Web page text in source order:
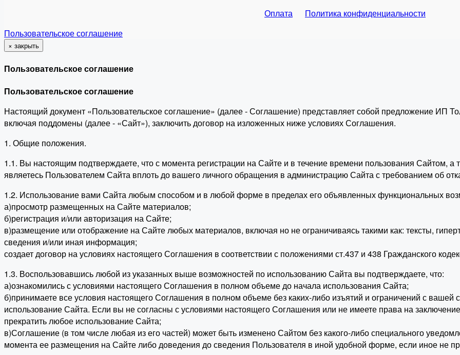
Оплата
Политика конфиденциальности
Пользовательское соглашение
× закрыть
Пользовательское соглашение
Пользовательское соглашение
Настоящий документ «Пользовательское соглашение» (далее - Соглашение) представляет собой предложение ИП
включая поддомены (далее - «Сайт»), заключить договор на изложенных ниже условиях Соглашения.
1. Общие положения.
1.1. Вы настоящим подтверждаете, что с момента регистрации на Сайте и в течение времени пользования Сайтом,
являетесь Пользователем Сайта вплоть до вашего личного обращения в администрацию Сайта с требованием об
1.2. Использование вами Сайта любым способом и в любой форме в пределах его объявленных функциональных
а)просмотр размещенных на Сайте материалов;
б)регистрация и/или авторизация на Сайте;
в)размещение или отображение на Сайте любых материалов, включая но не ограничиваясь такими как: тексты,
сведения и/или иная информация;
создает договор на условиях настоящего Соглашения в соответствии с положениями ст.437 и 438 Гражданского
1.3. Воспользовавшись любой из указанных выше возможностей по использованию Сайта вы подтверждаете, что:
а)ознакомились с условиями настоящего Соглашения в полном объеме до начала использования Сайта;
б)принимаете все условия настоящего Соглашения в полном объеме без каких-либо изъятий и ограничений с вашей
использование Сайта. Если вы не согласны с условиями настоящего Соглашения или не имеете права на
прекратить любое использование Сайта;
в)Соглашение (в том числе любая из его частей) может быть изменено Сайтом без какого-либо специального
момента ее размещения на Сайте либо доведения до сведения Пользователя в иной удобной форме, если иное не